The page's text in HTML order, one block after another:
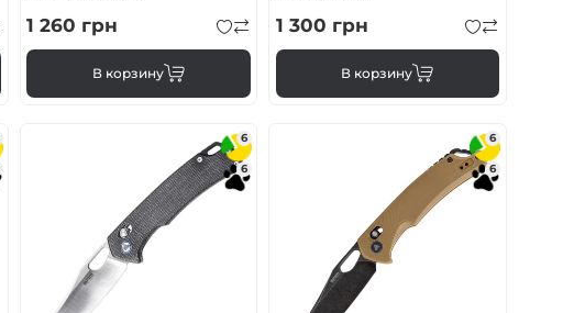
1 260 грн
В корзину
1 300 грн
В корзину
6
6
6
6